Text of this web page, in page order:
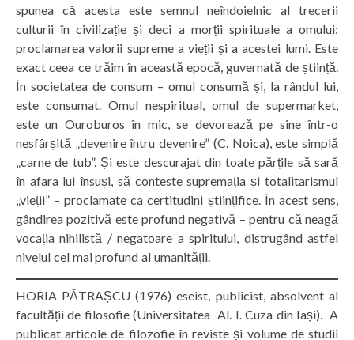
spunea că acesta este semnul neîndoielnic al trecerii
culturii în civilizație și deci a morții spirituale a omului:
proclamarea valorii supreme a vieții și a acestei lumi. Este
exact ceea ce trăim în această epocă, guvernată de știință.
În societatea de consum – omul consumă și, la rândul lui,
este consumat. Omul nespiritual, omul de supermarket,
este un Ouroburos în mic, se devorează pe sine într-o
nesfârșită „devenire întru devenire” (C. Noica), este simplă
„carne de tub”. Și este descurajat din toate părțile să sară
în afara lui însuși, să conteste supremația și totalitarismul
„vieții” – proclamate ca certitudini științifice. În acest sens,
gândirea pozitivă este profund negativă – pentru că neagă
vocația nihilistă / negatoare a spiritului, distrugând astfel
nivelul cel mai profund al umanității.
HORIA PĂTRAȘCU (1976) eseist, publicist, absolvent al
facultății de filosofie (Universitatea Al. I. Cuza din Iași). A
publicat articole de filozofie în reviste și volume de studii